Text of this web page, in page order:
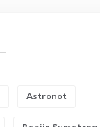
Astronot